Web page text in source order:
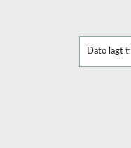
Dato lagt til